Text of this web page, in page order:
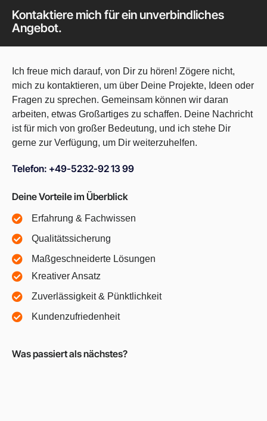
Kontaktiere mich für ein unverbindliches
Angebot.
Ich freue mich darauf, von Dir zu hören! Zögere nicht,
mich zu kontaktieren, um über Deine Projekte, Ideen oder
Fragen zu sprechen. Gemeinsam können wir daran
arbeiten, etwas Großartiges zu schaffen. Deine Nachricht
ist für mich von großer Bedeutung, und ich stehe Dir
gerne zur Verfügung, um Dir weiterzuhelfen.
Telefon: +49-5232-92 13 99
Deine Vorteile im Überblick
Erfahrung & Fachwissen
Qualitätssicherung
Maßgeschneiderte Lösungen
Kreativer Ansatz
Zuverlässigkeit & Pünktlichkeit
Kundenzufriedenheit
Was passiert als nächstes?